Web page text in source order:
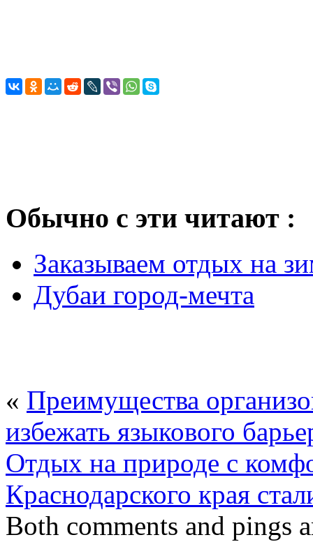
Обычно с эти читают :
Заказываем отдых на
Дубаи город-мечта
« Преимущества
избежать языкового
Отдых на природе с
Краснодарского края
Both comments and pings